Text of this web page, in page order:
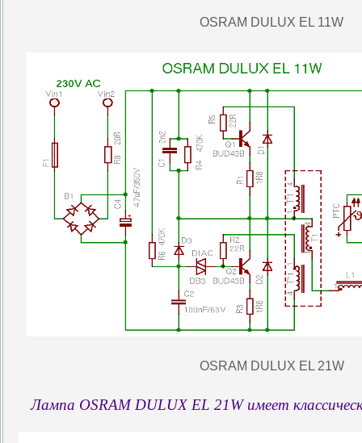
OSRAM DULUX EL 11W
OSRAM DULUX EL 21W
Лампа OSRAM DULUX EL 21W имеет